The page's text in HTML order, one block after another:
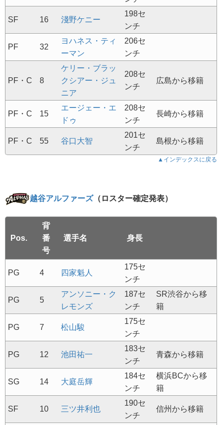
SF 16 淺野ケニー
198セ
ンチ
PF 32
ヨハネス・ティ
ーマン
206セ
ンチ
PF・C 8
ケリー・ブラッ
クシアー・ジュ
ニア
208セ
ンチ
広島から移籍
PF・C 15
エージェー・エ
ドゥ
208セ
ンチ
長崎から移籍
PF・C 55 谷口大智
201セ
ンチ
島根から移籍
▲インデックスに戻る
越谷アルファーズ（ロスター確定発表）
Pos.
背
番
号
選手名 身長
PG 4 四家魁人
175セ
ンチ
PG 5
アンソニー・ク
レモンズ
187セ
ンチ
SR渋谷から移
籍
PG 7 松山駿
175セ
ンチ
PG 12 池田祐一
183セ
ンチ
青森から移籍
SG 14 大庭岳輝
184セ
ンチ
横浜BCから移
籍
SF 10 三ツ井利也
190セ
ンチ
信州から移籍